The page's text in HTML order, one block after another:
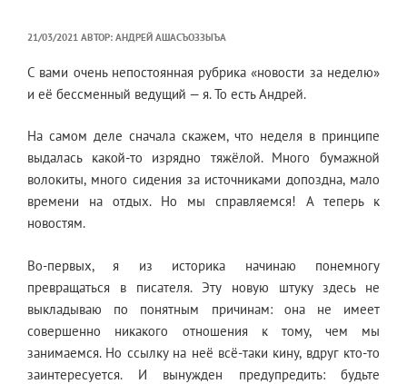
ОПУБЛИКОВАНО
21/03/2021 АВТОР: АНДРЕЙ АШАСЪОЗЗЫЪА
С вами очень непостоянная рубрика «новости за неделю»
и её бессменный ведущий — я. То есть Андрей.
На самом деле сначала скажем, что неделя в принципе
выдалась какой-то изрядно тяжёлой. Много бумажной
волокиты, много сидения за источниками допоздна, мало
времени на отдых. Но мы справляемся! А теперь к
новостям.
Во-первых, я из историка начинаю понемногу
превращаться в писателя. Эту новую штуку здесь не
выкладываю по понятным причинам: она не имеет
совершенно никакого отношения к тому, чем мы
занимаемся. Но ссылку на неё всё-таки кину, вдруг кто-то
заинтересуется. И вынужден предупредить: будьте